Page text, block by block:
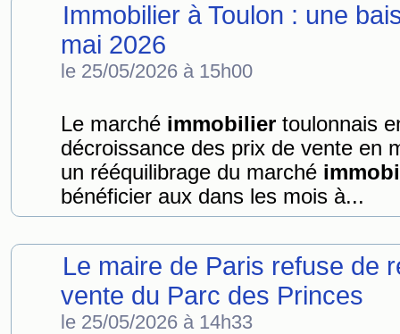
Immobilier à Toulon : une
mai 2026
le 25/05/2026 à 15h00
Le marché immobilier toulonnais
décroissance des prix de vente en
un rééquilibrage du marché
bénéficier aux dans les mois à...
Le maire de Paris refuse de
vente du Parc des Princes
le 25/05/2026 à 14h33